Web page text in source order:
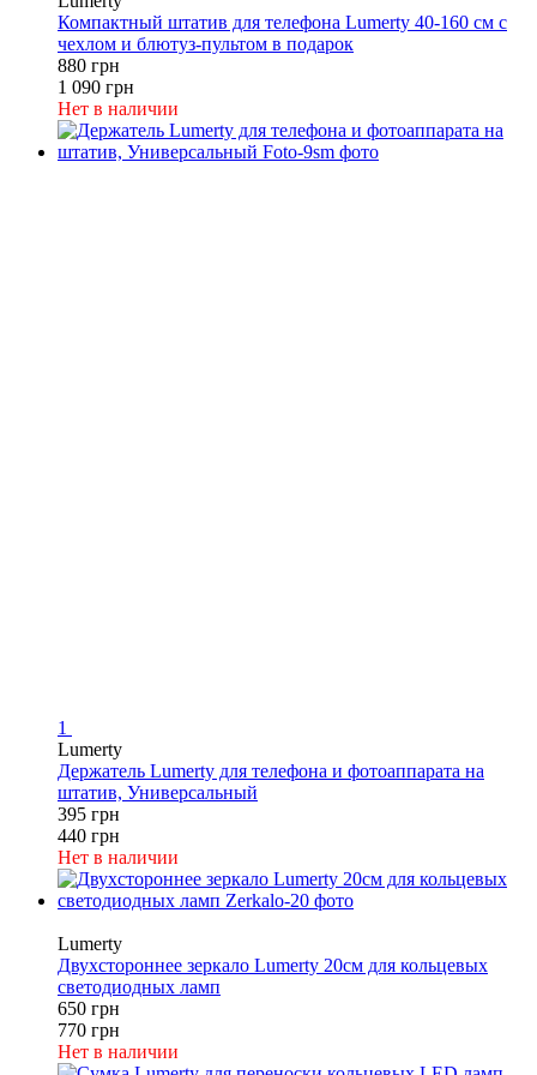
Компактный штатив для телефона Lumerty 40-160 см с
чехлом и блютуз-пультом в подарок
880 грн
1 090 грн
Нет в наличии
1
Lumerty
Держатель Lumerty для телефона и фотоаппарата на
штатив, Универсальный
395 грн
440 грн
Нет в наличии
Lumerty
Двухстороннее зеркало Lumerty 20см для кольцевых
светодиодных ламп
650 грн
770 грн
Нет в наличии